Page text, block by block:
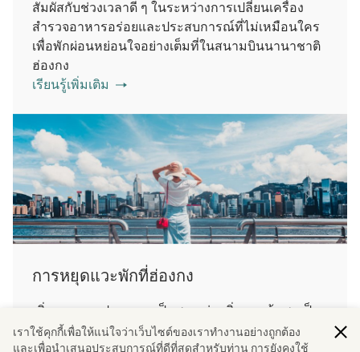
สัมผัสกับช่วงเวลาดี ๆ ในระหว่างการเปลี่ยนเครื่อง
สํารวจอาหารอร่อยและประสบการณ์ที่ไม่เหมือนใคร
เพื่อพักผ่อนหย่อนใจอย่างเต็มที่ในสนามบินนานาชาติ
ฮ่องกง
เรียนรู้เพิ่มเติม
การหยุดแวะพักที่ฮ่องกง
เพิ่มจุดหมายปลายทางเป็นสองเท่า เพิ่มการค้นพบเป็น
สองเท่า ตั้งแต่โรงแรมที่พักสุดพิเศษไปจนถึง
ประสบการณ์ที่คัดสรรมาอย่างดี ท่านจะมีทุกอย่างที่
เราใช้คุกกี้เพื่อให้แน่ใจว่าเว็บไซต์ของเราทํางานอย่างถูกต้อง
และเพื่อนําเสนอประสบการณ์ที่ดีที่สุดสําหรับท่าน การยังคงใช้